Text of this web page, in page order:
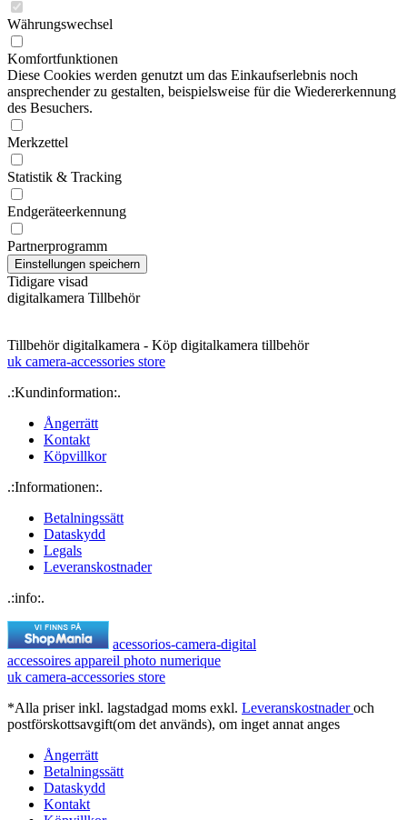
Währungswechsel
Komfortfunktionen
Diese Cookies werden genutzt um das Einkaufserlebnis noch
ansprechender zu gestalten, beispielsweise für die Wiedererkennung
des Besuchers.
Merkzettel
Statistik & Tracking
Endgeräteerkennung
Partnerprogramm
Tidigare visad
digitalkamera Tillbehör
Tillbehör digitalkamera - Köp digitalkamera tillbehör
uk camera-accessories store
.:Kundinformation:.
Ångerrätt
Kontakt
Köpvillkor
.:Informationen:.
Betalningssätt
Dataskydd
Legals
Leveranskostnader
.:info:.
acessorios-camera-digital
accessoires appareil photo numerique
uk camera-accessories store
*Alla priser inkl. lagstadgad moms exkl. Leveranskostnaderoch
postförskottsavgift(om det används), om inget annat anges
Ångerrätt
Betalningssätt
Dataskydd
Kontakt